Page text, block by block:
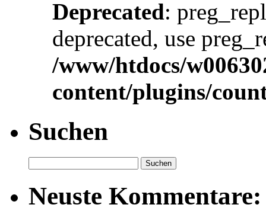
Deprecated:
deprecated, use
/www/htdocs/
content/plugins/
Suchen
Neuste Kommentare: